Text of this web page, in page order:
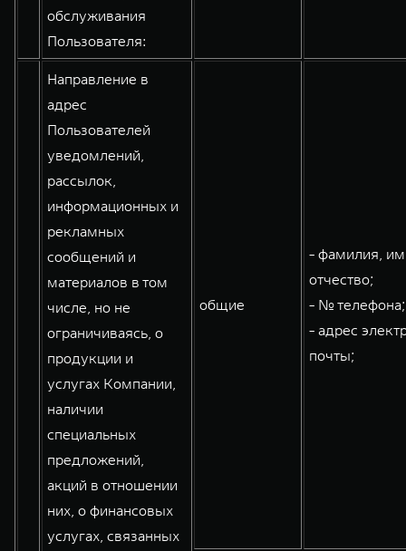
обслуживания
Пользователя:
Направление в
адрес
Пользователей
уведомлений,
рассылок,
информационных и
рекламных
сообщений и
материалов в том
числе, но не
ограничиваясь, о
продукции и
услугах Компании,
наличии
специальных
предложений,
акций в отношении
них, о финансовых
услугах, связанных
общие
- фамилия,
отчество;
- № телефона;
- адрес
почты;